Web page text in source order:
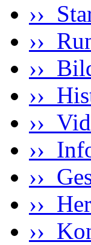
››
››
››
››
››
››
››
››
››